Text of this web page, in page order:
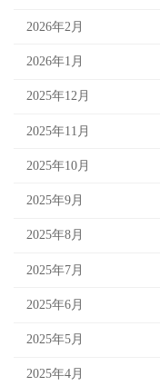
2026年2月
2026年1月
2025年12月
2025年11月
2025年10月
2025年9月
2025年8月
2025年7月
2025年6月
2025年5月
2025年4月